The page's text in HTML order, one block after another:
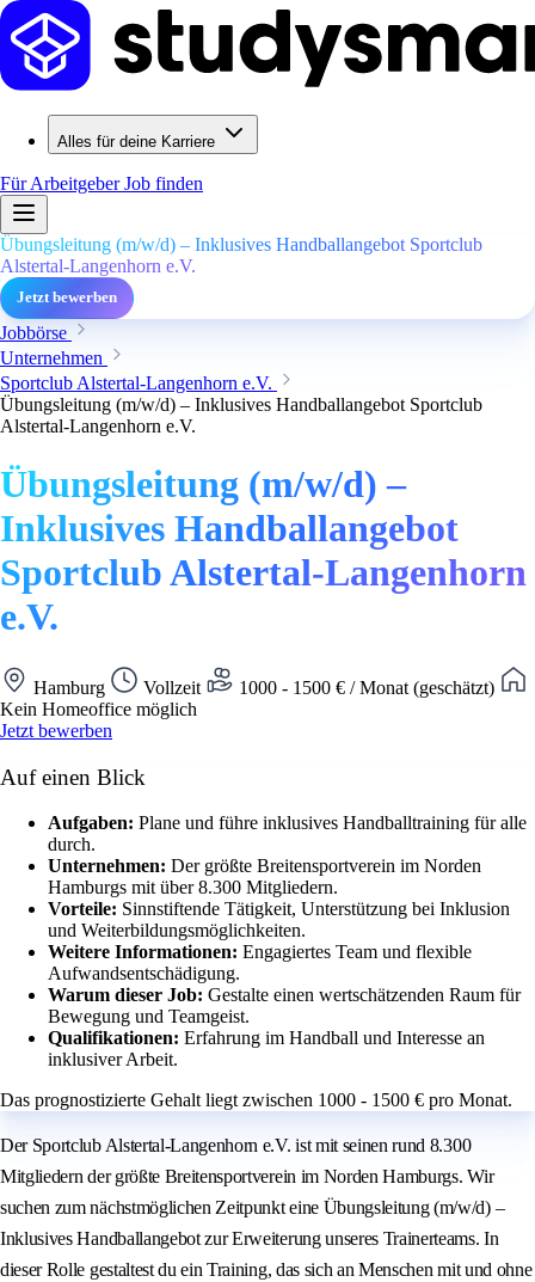
Alles für deine Karriere
Für ArbeitgeberJob finden
Übungsleitung (m/w/d) – Inklusives Handballangebot Sportclub
Alstertal-Langenhorn e.V.
Jetzt bewerben
Jobbörse
Unternehmen
Sportclub Alstertal-Langenhorn e.V.
Übungsleitung (m/w/d) – Inklusives Handballangebot Sportclub
Alstertal-Langenhorn e.V.
Übungsleitung (m/w/d) –
Inklusives Handballangebot
Sportclub Alstertal-Langenhorn
e.V.
Hamburg Vollzeit
1000 - 1500 € / Monat (geschätzt)
Kein Homeoffice möglich
Jetzt bewerben
Auf einen Blick
Aufgaben: Plane und führe inklusives Handballtraining für alle
durch.
Unternehmen: Der größte Breitensportverein im Norden
Hamburgs mit über 8.300 Mitgliedern.
Vorteile: Sinnstiftende Tätigkeit, Unterstützung bei Inklusion
und Weiterbildungsmöglichkeiten.
Weitere Informationen: Engagiertes Team und flexible
Aufwandsentschädigung.
Warum dieser Job: Gestalte einen wertschätzenden Raum für
Bewegung und Teamgeist.
Qualifikationen: Erfahrung im Handball und Interesse an
inklusiver Arbeit.
Das prognostizierte Gehalt liegt zwischen 1000 - 1500 € pro Monat.
Der Sportclub Alstertal-Langenhorn e.V. ist mit seinen rund 8.300
Mitgliedern der größte Breitensportverein im Norden Hamburgs. Wir
suchen zum nächstmöglichen Zeitpunkt eine Übungsleitung (m/w/d) –
Inklusives Handballangebot zur Erweiterung unseres Trainerteams. In
dieser Rolle gestaltest du ein Training, das sich an Menschen mit und ohne